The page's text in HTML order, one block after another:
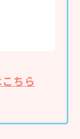
ちら